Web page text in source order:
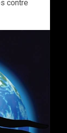
contre